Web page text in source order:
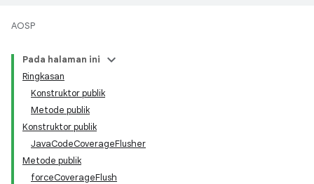
AOSP
Pada halaman ini
Ringkasan
Konstruktor publik
Metode publik
Konstruktor publik
JavaCodeCoverageFlusher
Metode publik
forceCoverageFlush